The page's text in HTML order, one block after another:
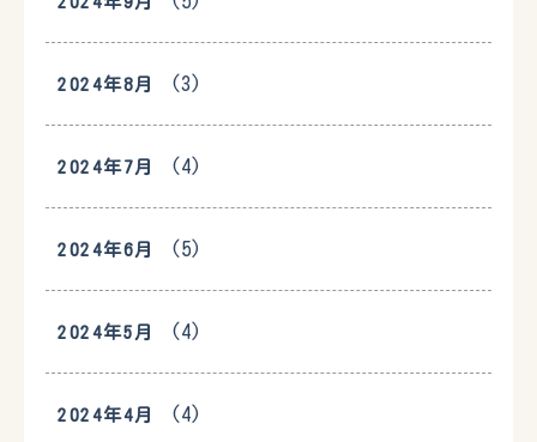
2024年8月 (3)
2024年7月 (4)
2024年6月 (5)
2024年5月 (4)
2024年4月 (4)